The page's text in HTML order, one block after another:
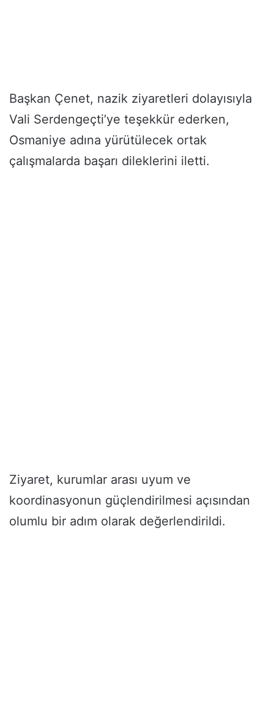
Başkan Çenet, nazik ziyaretleri dolayısıyla
Vali Serdengeçti’ye teşekkür ederken,
Osmaniye adına yürütülecek ortak
çalışmalarda başarı dileklerini iletti.
Ziyaret, kurumlar arası uyum ve
koordinasyonun güçlendirilmesi açısından
olumlu bir adım olarak değerlendirildi.